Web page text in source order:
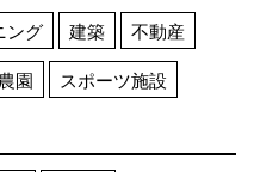
ング 建築
不動産
園 スポーツ施設